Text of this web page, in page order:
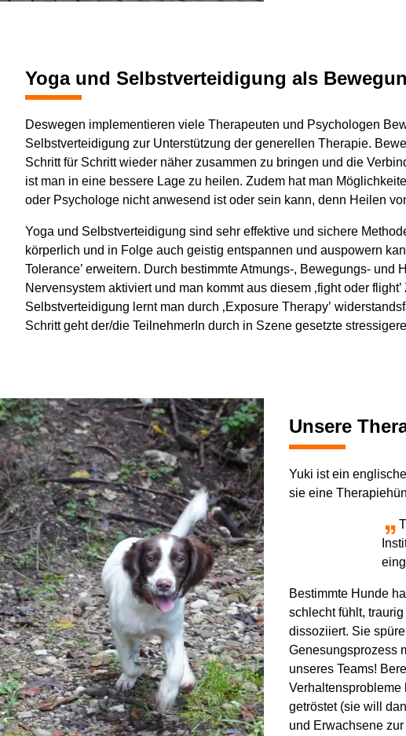
Yoga und Selbstverteidigung als
Deswegen implementieren viele Therapeuten und Psychologen
Selbstverteidigung zur Unterstützung der generellen Therapie.
Schritt für Schritt wieder näher zusammen zu bringen und die
ist man in eine bessere Lage zu heilen. Zudem hat man
oder Psychologe nicht anwesend ist oder sein kann, denn Heilen
Yoga und Selbstverteidigung sind sehr effektive und sichere
körperlich und in Folge auch geistig entspannen und auspowern
Tolerance’ erweitern. Durch bestimmte Atmungs-, Bewegungs-
Nervensystem aktiviert und man kommt aus diesem ‚fight oder
Selbstverteidigung lernt man durch ‚Exposure Therapy’
Schritt geht der/die TeilnehmerIn durch in Szene gesetzte
Unsere
Yuki ist ein
sie eine
Bestimmte Hunde
schlecht fühlt,
dissoziiert. Sie
Genesungsprozess
unseres Teams!
Verhaltensprobleme
getröstet (sie will
und Erwachsene